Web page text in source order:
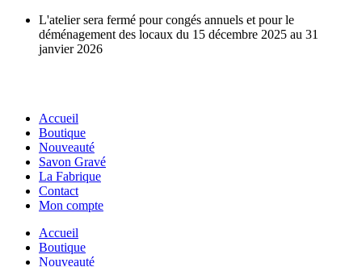
Aller
contenu
L'atelier sera fermé pour congés annuels et pour le
déménagement des locaux du 15 décembre 2025 au 31
janvier 2026
Accueil
Boutique
Nouveauté
Savon Gravé
La Fabrique
Contact
Mon compte
Accueil
Boutique
Nouveauté